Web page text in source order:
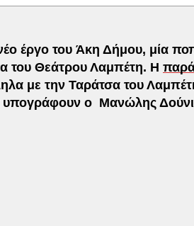
έργο του Άκη Δήμου, μία
του Θεάτρου Λαμπέτη. Η
με την Ταράτσα του
ο Μανώλης